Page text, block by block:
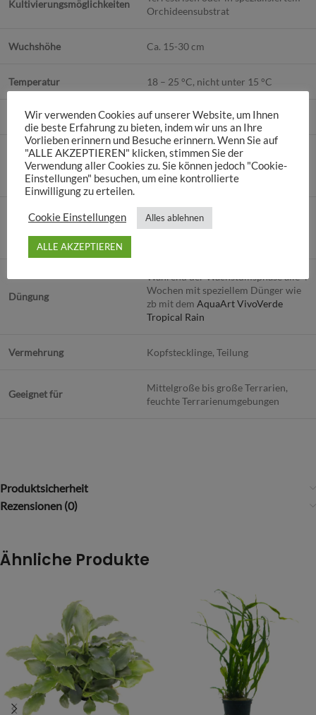
Kultivierungsmöglichkeiten
Orchideensubstrat
Wuchshöhe Ca. 15-30 cm
Temperatur 18 – 25 °C, nicht unter 15 °C
Luftfeuchtigkeit 70 – 90 %
Lichtbedarf
Indirektes, mäßiges bis schwaches
Licht; keine direkte
Sonneneinstrahlung
Weiches, kalkarmes Wasser.
Regelmäßig, um das Substrat
Düngung
Während der Wachstumsphase alle 4
Wochen mit speziellem Dünger wie
zb mit dem AquaArt VivoVerde
Tropical Rain
Vermehrung Kopfstecklinge, Teilung
Geeignet für
Mittelgroße bis große Terrarien,
feuchte Terrarienumgebungen
Produktsicherheit
Rezensionen (0)
Ähnliche Produkte
Wir verwenden Cookies auf unserer Website, um Ihnen
die beste Erfahrung zu bieten, indem wir uns an Ihre
Vorlieben erinnern und Besuche erinnern. Wenn Sie auf
"ALLE AKZEPTIEREN" klicken, stimmen Sie der
Verwendung aller Cookies zu. Sie können jedoch "Cookie-
Einstellungen" besuchen, um eine kontrollierte
Einwilligung zu erteilen.
Cookie Einstellungen Alles ablehnen
ALLE AKZEPTIEREN